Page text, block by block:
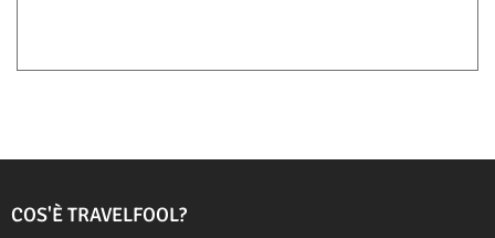
COS'È TRAVELFOOL?